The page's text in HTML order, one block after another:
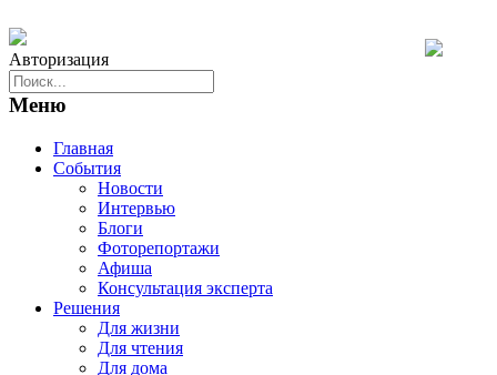
Авторизация
Меню
Главная
События
Новости
Интервью
Блоги
Фоторепортажи
Афиша
Консультация эксперта
Решения
Для жизни
Для чтения
Для дома